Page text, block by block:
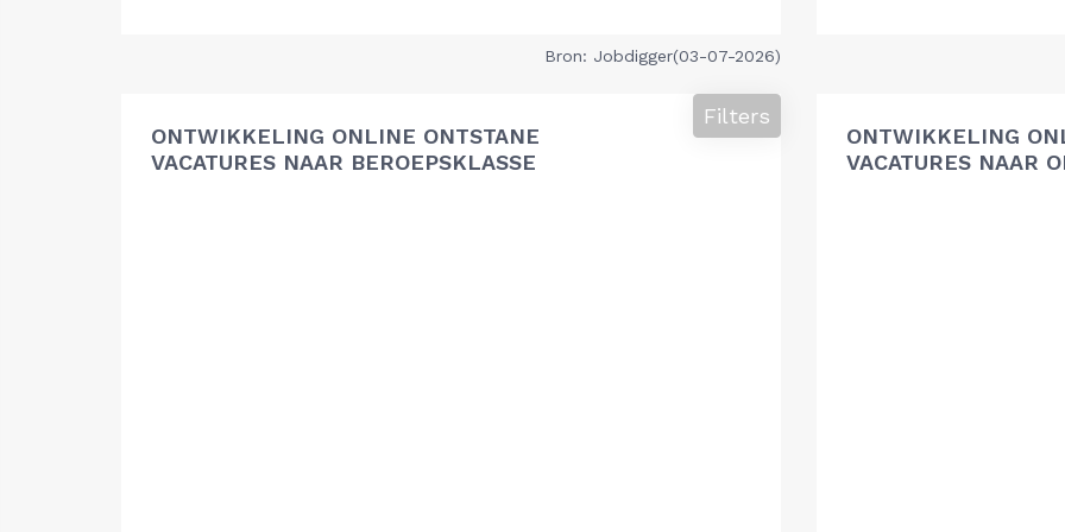
Bron: Jobdigger(03-07-2026)
ONTWIKKELING ONLINE ONTSTANE
VACATURES NAAR BEROEPSKLASSE
Filters
ONTWIKKELING
VACATURES NAAR